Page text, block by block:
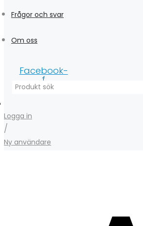
Frågor och svar
Om oss
Facebook-
f
Logga in
/
Ny användare